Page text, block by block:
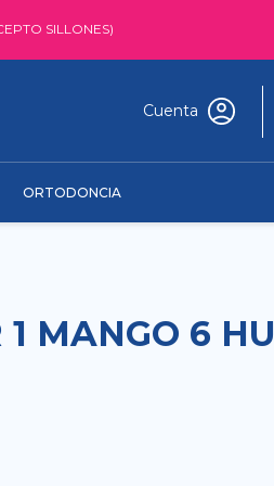
SILLONES)
Cuenta
ORTODONCIA
MANGO 6 HU